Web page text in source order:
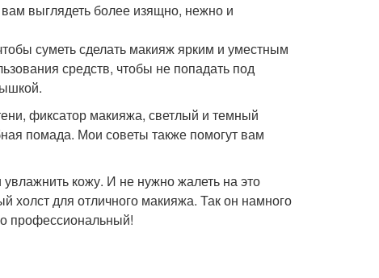
выглядеть более изящно, нежно и
суметь сделать макияж ярким и уместным
средств, чтобы не попадать под
фиксатор макияжа, светлый и темный
помада. Мои советы также помогут вам
кожу. И не нужно жалеть на это
холст для отличного макияжа. Так он намного
профессиональный!